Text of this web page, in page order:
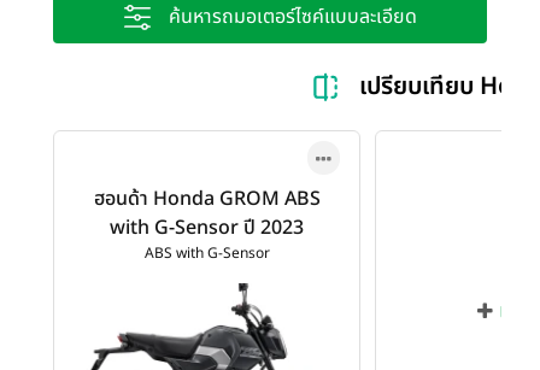
ค้นหารถมอเตอร์ไซค์แบบละเอียด
เปรียบเทียบ
ฮอนด้า Honda GROM ABS
with G-Sensor ปี 2023
ABS with G-Sensor
เพิ่